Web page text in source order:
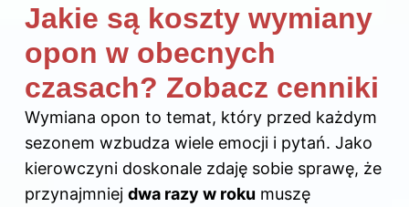
Jakie są koszty wymiany
opon w obecnych
czasach? Zobacz cenniki
Wymiana opon to temat, który przed każdym
sezonem wzbudza wiele emocji i pytań. Jako
kierowczyni doskonale zdaję sobie sprawę, że
przynajmniej dwa razy w roku muszę